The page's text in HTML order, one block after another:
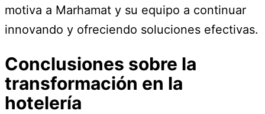
motiva a Marhamat y su equipo a continuar
innovando y ofreciendo soluciones efectivas.
Conclusiones sobre la
transformación en la
hotelería